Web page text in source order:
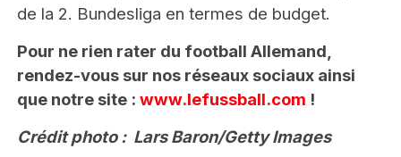
de la 2. Bundesliga en termes de budget.
Pour ne rien rater du football Allemand,
rendez-vous sur nos réseaux sociaux ainsi
que notre site : www.lefussball.com !
Crédit photo : Lars Baron/Getty Images